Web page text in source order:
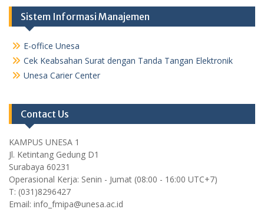
Sistem Informasi Manajemen
E-office Unesa
Cek Keabsahan Surat dengan Tanda Tangan Elektronik
Unesa Carier Center
Contact Us
KAMPUS UNESA 1
Jl. Ketintang Gedung D1
Surabaya 60231
Operasional Kerja: Senin - Jumat (08:00 - 16:00 UTC+7)
T: (031)8296427
Email: info_fmipa@unesa.ac.id